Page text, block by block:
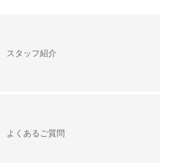
スタッフ紹介
よくあるご質問